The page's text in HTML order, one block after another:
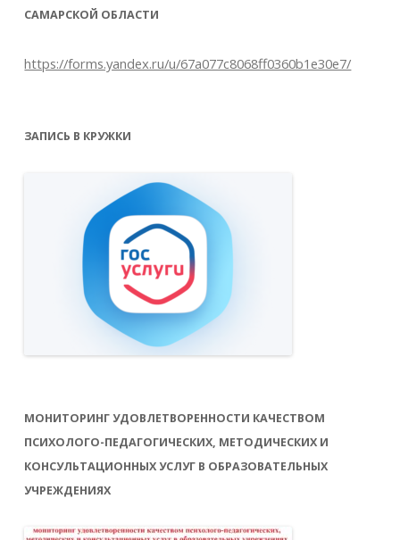
САМАРСКОЙ ОБЛАСТИ
https://forms.yandex.ru/u/67a077c8068ff0360b1e30e7/
ЗАПИСЬ В КРУЖКИ
МОНИТОРИНГ УДОВЛЕТВОРЕННОСТИ КАЧЕСТВОМ
ПСИХОЛОГО-ПЕДАГОГИЧЕСКИХ, МЕТОДИЧЕСКИХ И
КОНСУЛЬТАЦИОННЫХ УСЛУГ В ОБРАЗОВАТЕЛЬНЫХ
УЧРЕЖДЕНИЯХ